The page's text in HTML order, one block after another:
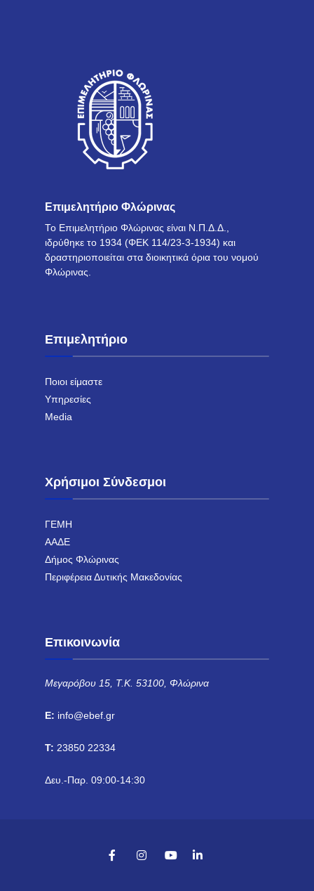
Επιμελητήριο Φλώρινας
Το Επιμελητήριο Φλώρινας είναι Ν.Π.Δ.Δ.,
ιδρύθηκε το 1934 (ΦΕΚ 114/23-3-1934) και
δραστηριοποιείται στα διοικητικά όρια του νομού
Φλώρινας.
Επιμελητήριο
Ποιοι είμαστε
Υπηρεσίες
Media
Χρήσιμοι Σύνδεσμοι
ΓΕΜΗ
ΑΑΔΕ
Δήμος Φλώρινας
Περιφέρεια Δυτικής Μακεδονίας
Επικοινωνία
Μεγαρόβου 15, Τ.Κ. 53100, Φλώρινα
E: info@ebef.gr
T: 23850 22334
Δευ.-Παρ. 09:00-14:30